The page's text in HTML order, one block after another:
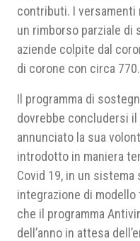
contributi. I versamenti
un rimborso parziale di
aziende colpite dal
di corone con circa
Il programma di
dovrebbe concludersi il
annunciato la sua
introdotto in maniera
Covid 19, in un
integrazione di modello
che il programma
dell’anno in attesa